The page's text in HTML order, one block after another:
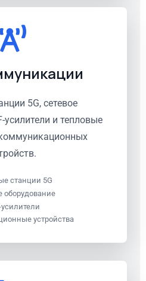
5G, сетевое
усилители и тепловые
станции 5G
оборудование
усилители
устройства